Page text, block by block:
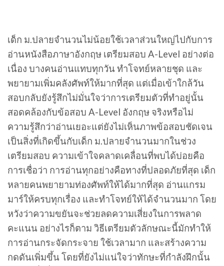
เด็ก ม.ปลายจำนวนไม่น้อยใช้เวลาส่วนใหญ่ไปกับการ
อ่านหนังสือภาษาอังกฤษ เตรียมสอบ A-Level อย่างต่อ
เนื่อง บางคนอ่านแทบทุกวัน ทำโจทย์หลายชุด และ
พยายามเพิ่มคลังศัพท์ให้มากที่สุด แต่เมื่อเข้าใกล้วัน
สอบกลับยังรู้สึกไม่มั่นใจว่าการเตรียมตัวที่ทำอยู่นั้น
สอดคล้องกับข้อสอบ A-Level อังกฤษ จริงหรือไม่
ความรู้สึกว่าอ่านเยอะแต่ยังไม่เห็นภาพข้อสอบชัดเจน
เป็นสิ่งที่เกิดขึ้นกับเด็ก ม.ปลายจำนวนมากในช่วง
เตรียมสอบ ความเข้าใจคลาดเคลื่อนที่พบได้บ่อยคือ
การเชื่อว่า การอ่านทุกอย่างคือทางที่ปลอดภัยที่สุด เด็ก
หลายคนพยายามท่องศัพท์ให้ได้มากที่สุด อ่านแกรม
มาร์ให้ครบทุกเรื่อง และทำโจทย์ให้ได้จำนวนมาก โดย
หวังว่าความขยันจะช่วยลดความเสี่ยงในการพลาด
คะแนน อย่างไรก็ตาม วิธีเตรียมตัวลักษณะนี้มักทำให้
การอ่านกระจัดกระจาย ใช้เวลามาก และสร้างความ
กดดันเพิ่มขึ้น โดยที่ยังไม่แน่ใจว่าทักษะที่กำลังฝึกนั้น